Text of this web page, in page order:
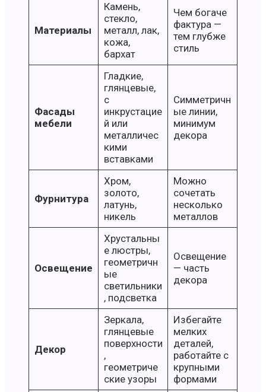
Материалы
Камень,
стекло,
металл, лак,
кожа,
бархат
Чем богаче
фактура —
тем глубже
стиль
Фасады
мебели
Гладкие,
глянцевые,
с
инкрустацие
й или
металличес
кими
вставками
Симметричн
ые линии,
минимум
декора
Фурнитура
Хром,
золото,
латунь,
никель
Можно
сочетать
несколько
металлов
Освещение
Хрустальны
е люстры,
геометричн
ые
светильники
, подсветка
Освещение
— часть
декора
Декор
Зеркала,
глянцевые
поверхности
,
геометриче
ские узоры
Избегайте
мелких
деталей,
работайте с
крупными
формами